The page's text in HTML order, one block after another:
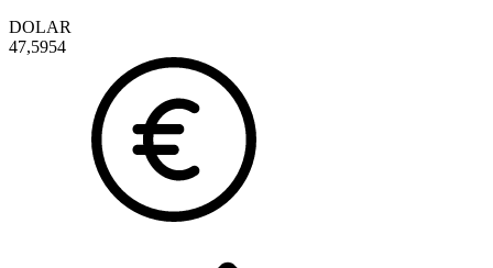
DOLAR
47,5954